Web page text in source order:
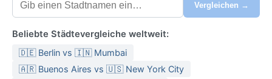
Vergleichen →
Beliebte Städtevergleiche weltweit:
🇩🇪 Berlin vs 🇮🇳 Mumbai
🇦🇷 Buenos Aires vs 🇺🇸 New York City